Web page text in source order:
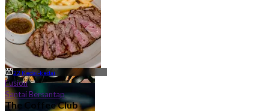
Bufet
26 Kedai-kedai
22 Kedai-kedai
Fusion
Santai Bersantap
The Coffee Club